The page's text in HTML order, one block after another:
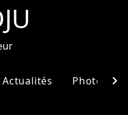
Actualités Photos chevron_right